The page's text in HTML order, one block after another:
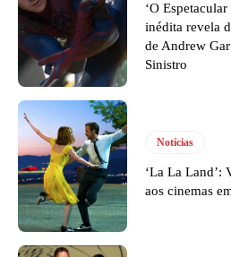
‘O
inédita revela
de Andrew
Sinistro
Notícias
‘La La Land’:
aos cinemas